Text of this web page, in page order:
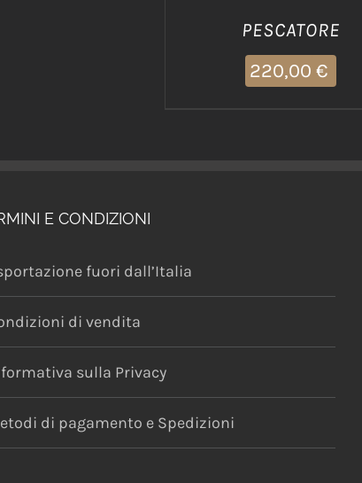
PESCATORE
220,00 €
E CONDIZIONI
fuori dall’Italia
di vendita
sulla Privacy
di pagamento e Spedizioni